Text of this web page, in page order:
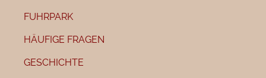
FUHRPARK
HÄUFIGE FRAGEN
GESCHICHTE